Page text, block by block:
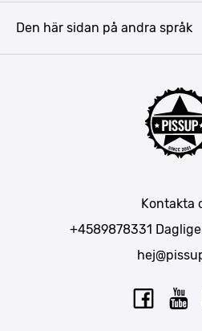
Kontakta
+4589878331
Den här sidan på andra språk